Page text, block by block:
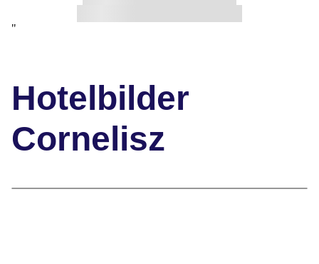
"
Hotelbilder
Cornelisz